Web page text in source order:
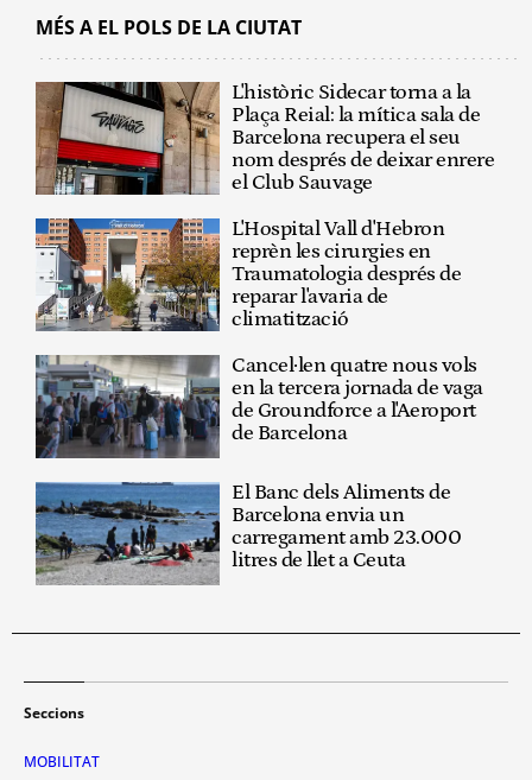
MÉS A EL POLS DE LA CIUTAT
L'històric Sidecar torna a la
Plaça Reial: la mítica sala de
Barcelona recupera el seu
nom després de deixar enrere
el Club Sauvage
L'Hospital Vall d'Hebron
reprèn les cirurgies en
Traumatologia després de
reparar l'avaria de
climatització
Cancel·len quatre nous vols
en la tercera jornada de vaga
de Groundforce a l'Aeroport
de Barcelona
El Banc dels Aliments de
Barcelona envia un
carregament amb 23.000
litres de llet a Ceuta
Seccions
MOBILITAT